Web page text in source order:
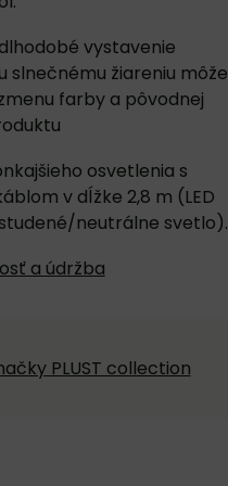
vystavenie
slnečnému žiareniu môže
farby a pôvodnej
osvetlenia s
v dĺžke 2,8 m (LED
neutrálne svetlo).
a údržba
PLUST collection